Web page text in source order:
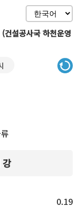
건설공사국 하천운영
0.19